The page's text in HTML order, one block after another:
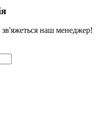
зв'яжеться наш менеджер!